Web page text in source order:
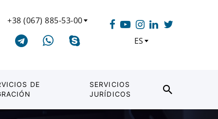
+38 (067) 885-53-00
ES
DE
SERVICIOS
JURÍDICOS